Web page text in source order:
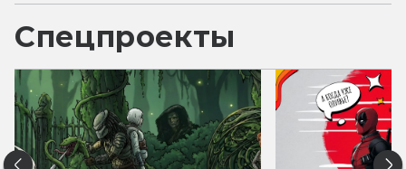
Спецпроекты